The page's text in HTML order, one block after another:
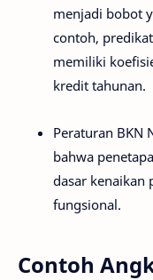
menjadi bobot
contoh,
memiliki
kredit tahunan.
Peraturan BKN
bahwa
dasar kenaikan
fungsional.
Contoh